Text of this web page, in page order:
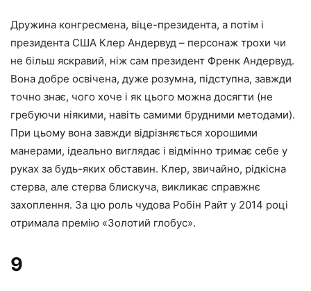
Дружина конгресмена, віце-президента, а потім і
президента США Клер Андервуд – персонаж трохи чи
не більш яскравий, ніж сам президент Френк Андервуд.
Вона добре освічена, дуже розумна, підступна, завжди
точно знає, чого хоче і як цього можна досягти (не
гребуючи ніякими, навіть самими брудними методами).
При цьому вона завжди відрізняється хорошими
манерами, ідеально виглядає і відмінно тримає себе у
руках за будь-яких обставин. Клер, звичайно, рідкісна
стерва, але стерва блискуча, викликає справжнє
захоплення. За цю роль чудова Робін Райт у 2014 році
отримала премію «Золотий глобус».
9